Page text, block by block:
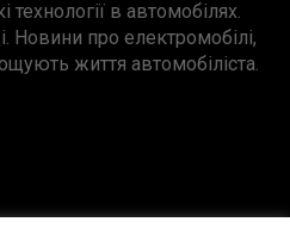
в автомобілях.
Новини про електромобілі,
життя автомобіліста.